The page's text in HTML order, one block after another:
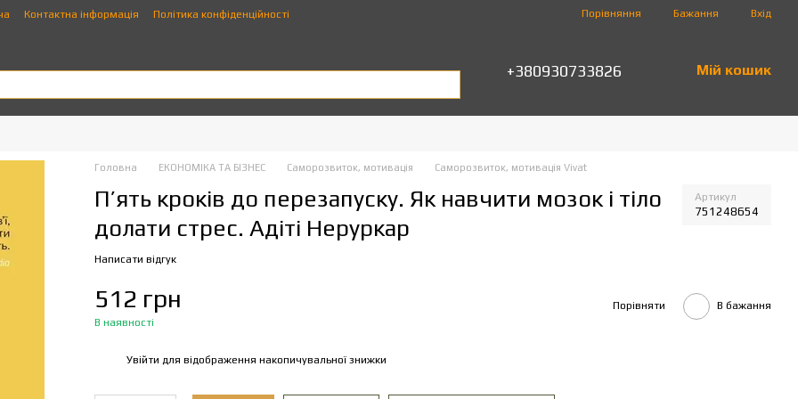
Контактна інформація Політика конфіденційності Порівняння Бажання Вхід
+380930733826 Мій кошик
Головна ЕКОНОМІКА ТА БІЗНЕС Саморозвиток, мотивація Саморозвиток, мотивація Vivat
П’ять кроків до перезапуску. Як навчити мозок і тіло
долати стрес. Адіті Неруркар
Артикул
751248654
Написати відгук
512 грн
В наявності
Порівняти В бажання
Увійти для відображення накопичувальної знижки